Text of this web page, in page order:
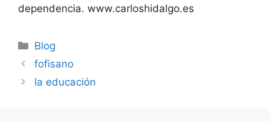
dependencia. www.carloshidalgo.es
Blog
fofisano
la educación